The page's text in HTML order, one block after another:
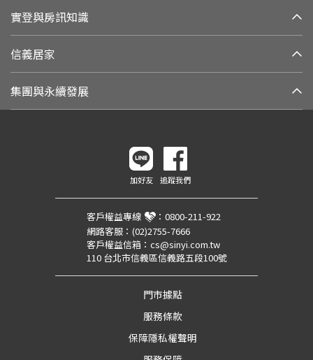
實登與房訊知識
信義居家
集團與永續發展
加好友 追蹤我們
客戶權益專線 ： 0800-211-922
網路客服： (02)2755-7666
客戶權益信箱： cs@sinyi.com.tw
110 台北市信義區信義路五段100號
門市據點
服務條款
保障隱私權聲明